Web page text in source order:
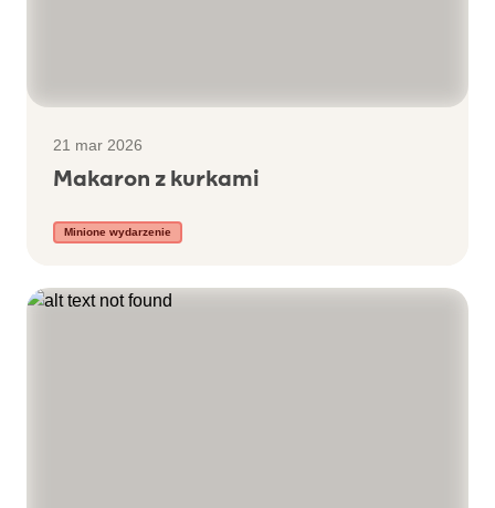
21 mar 2026
Makaron z kurkami
Minione wydarzenie